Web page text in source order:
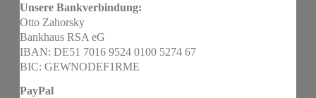
Unsere Bankverbindung:
Otto Zahorsky
Bankhaus RSA eG
IBAN: DE51 7016 9524 0100 5274 67
BIC: GEWNODEF1RME
PayPal